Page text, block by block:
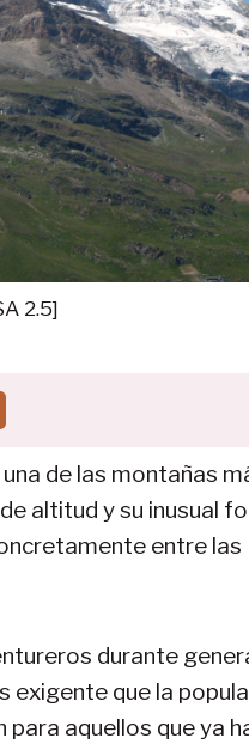
2.5]
de las montañas
altitud y su inusual
entre las
durante
exigente que la
aquellos que ya